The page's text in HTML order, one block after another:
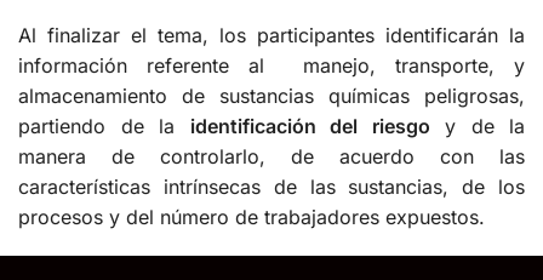
Al finalizar el tema, los participantes identificarán la
información referente al manejo, transporte, y
almacenamiento de sustancias químicas peligrosas,
partiendo de la identificación del riesgo y de la
manera de controlarlo, de acuerdo con las
características intrínsecas de las sustancias, de los
procesos y del número de trabajadores expuestos.